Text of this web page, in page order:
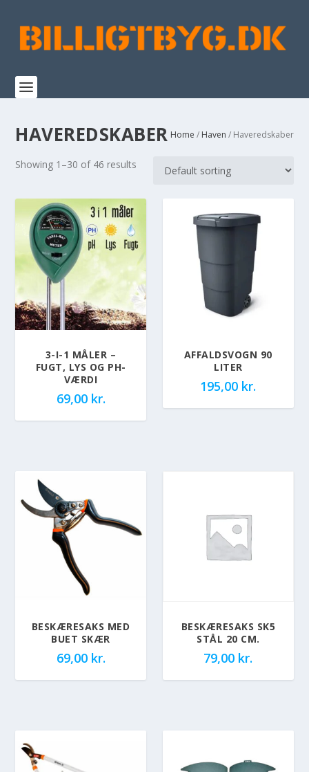
HAVEREDSKABER Home / Haven / Haveredskaber
Showing 1–30 of 46 results
3-I-1 MÅLER –
FUGT, LYS OG PH-
VÆRDI
69,00 kr.
AFFALDSVOGN 90
LITER
195,00 kr.
BESKÆRESAKS MED
BUET SKÆR
69,00 kr.
BESKÆRESAKS SK5
STÅL 20 CM.
79,00 kr.